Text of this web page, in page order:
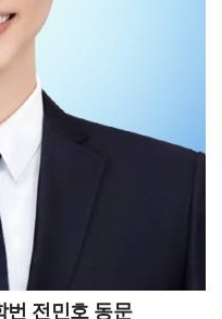
케팅은 작은 노력도 큰
각합니다. 스포츠
지만 꿈을 정하지 못하신
는 것도 좋을 것
시장의 발전 가능성을
리고 싶습니다. 타
느껴지듯 해외에서의
고, 해외 인턴을
전통 무술을 한국인이
외국인들에게 큰
습니다. 큰 인정을
스스로의 모습을
~6세 유아기와 만 11세
여 가능하며, 전국
제공하고 있습니다.
백석대학교 배드민턴
재활연구소에서 실습
씨름단에서
다. 스포츠 현장에서
중요한 것이 무엇일까?
운동에서 가장 중요한
가에게는 스트레스를
기 위한 수단,
번 전민호 동문